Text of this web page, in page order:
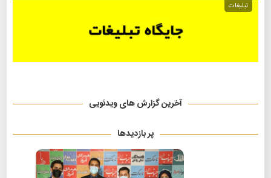
تبلیغات
آخرین گزارش های ویدئویی
پر بازدیدها